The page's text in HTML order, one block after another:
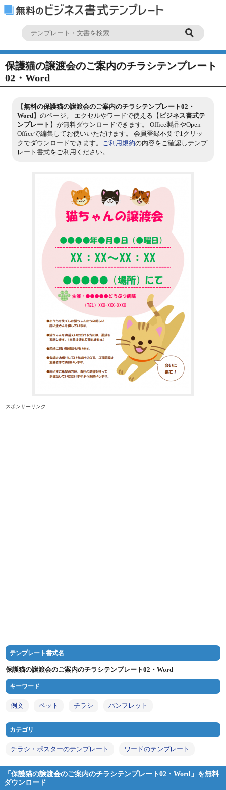
保護猫の譲渡会のご案内のチラシテンプレート
02・Word
【無料の保護猫の譲渡会のご案内のチラシテンプレート02・
Word】のページ。 エクセルやワードで使える【 ビジネス書式テ
ンプレート 】が無料ダウンロードできます。 Office製品やOpen
Officeで編集してお使いいただけます。 会員登録不要で1クリッ
クでダウンロードできます。 ご利用規約の内容をご確認しテンプ
レート書式をご利用ください。
スポンサーリンク
テンプレート書式名
保護猫の譲渡会のご案内のチラシテンプレート02・Word
キーワード
例文 ペット チラシ パンフレット
カテゴリ
チラシ・ポスターのテンプレート ワードのテンプレート
「保護猫の譲渡会のご案内のチラシテンプレート02・Word」を無料
ダウンロード